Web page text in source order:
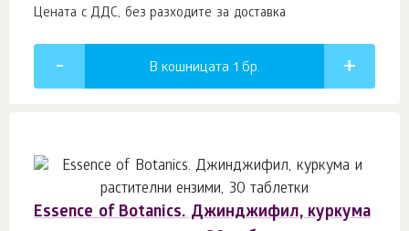
Цената с ДДС, без разходите за доставка
В кошницата 1 бр.
Essence of Botanics. Джинджифил, куркума